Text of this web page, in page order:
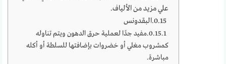
علي مزيد من الألياف.
‏البقدونس
مفيد جدًا لعملية حرق الدهون ويتم تناوله
كمشروب مغلي أو خضروات بإضافتها للسلطة أو أكله
مباشرة.